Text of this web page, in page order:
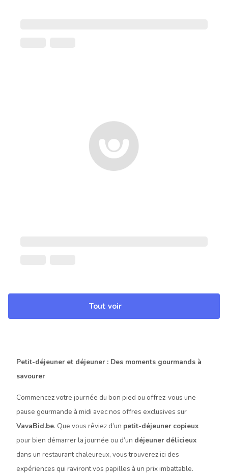
Tout voir
Petit-déjeuner et déjeuner : Des moments gourmands à
savourer
Commencez votre journée du bon pied ou offrez-vous une
pause gourmande à midi avec nos offres exclusives sur
VavaBid.be. Que vous rêviez d’un petit-déjeuner copieux
pour bien démarrer la journée ou d’un déjeuner délicieux
dans un restaurant chaleureux, vous trouverez ici des
expériences qui raviront vos papilles à un prix imbattable.